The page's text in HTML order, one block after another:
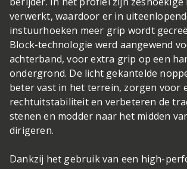
verwerkt, waardoor er in
instuurhoeken meer grip wordt
Block-technologie werd aangewend
achterband, voor extra grip op een
ondergrond. De licht gekantelde
beter vast in het terrein, zorgen voor
rechtuitstabiliteit en verbeteren de
stenen en modder naar het midden
dirigeren.
Dankzij het gebruik van een high-